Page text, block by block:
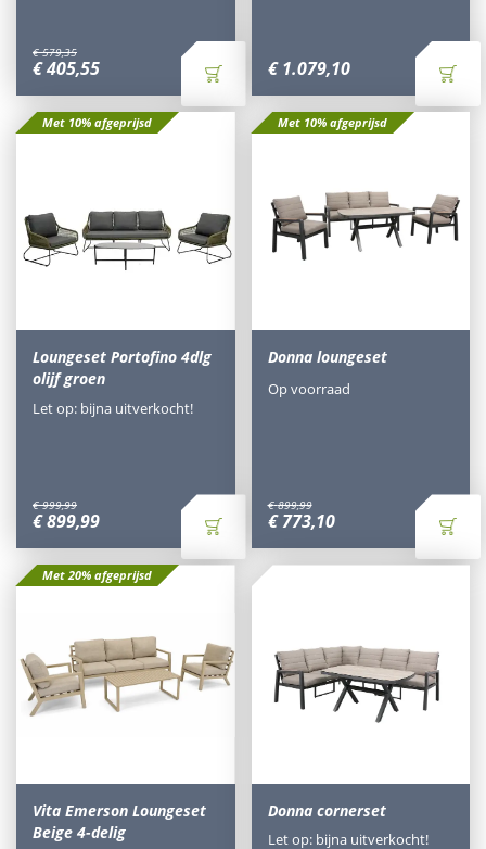
€ 579,35
€405,55 € 1.079,10
Met 10% afgeprijsd
Loungeset Portofino 4dlg
olijf groen
€ 999,99
€899,99
Let op: bijna uitverkocht!
Met 10% afgeprijsd
Donna loungeset
€ 899,99
€ 773,10
Op voorraad
Met 20% afgeprijsd
Vita Emerson Loungeset
Beige 4-delig
Donna cornerset
Let op: bijna uitverkocht!